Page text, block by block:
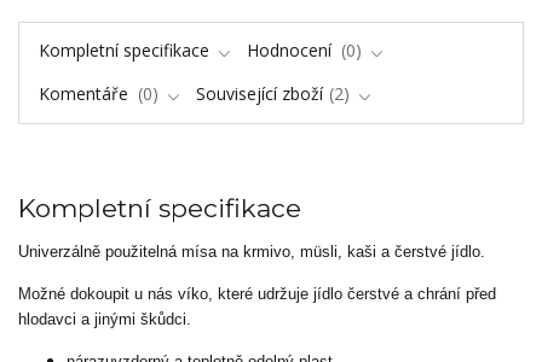
Kompletní specifikace Hodnocení
0
Komentáře
0 Související zboží 2
Kompletní specifikace
Univerzálně použitelná mísa na krmivo, müsli, kaši a čerstvé jídlo.
Možné dokoupit u nás víko, které udržuje jídlo čerstvé a chrání před
hlodavci a jinými škůdci.